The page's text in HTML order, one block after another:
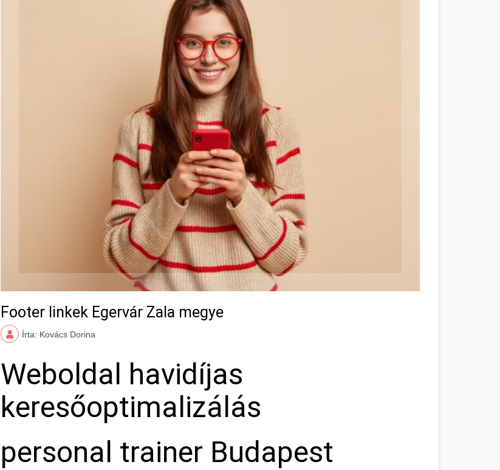
Footer linkek Egervár Zala megye
Írta: Kovács Dorina
Weboldal havidíjas
keresőoptimalizálás
personal trainer Budapest